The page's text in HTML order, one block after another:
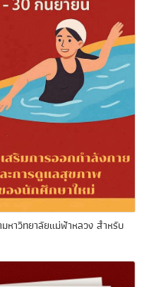
หาวิทยาลัยแม่ฟ้าหลวง สำหรับ